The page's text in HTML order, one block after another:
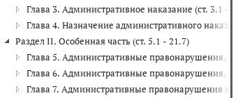
Глава 3. Административное наказание (ст. 3.1 - 3.14)
Глава 4. Назначение административного наказания
Раздел II. Особенная часть (ст. 5.1 - 21.7)
Глава 5. Административные правонарушения,
Глава 6. Административные правонарушения,
Глава 7. Административные правонарушения в